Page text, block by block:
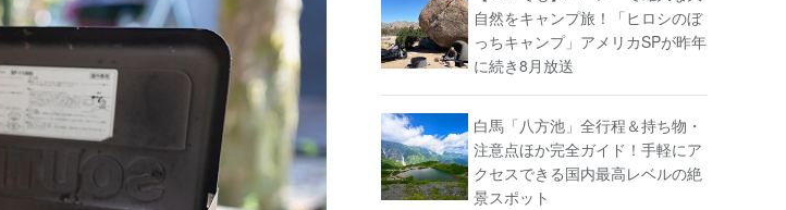
自然をキャンプ旅！「ヒロシのぼ
っちキャンプ」アメリカSPが昨年
に続き8月放送
白馬「八方池」全行程＆持ち物・
注意点ほか完全ガイド！手軽にア
クセスできる国内最高レベルの絶
景スポット